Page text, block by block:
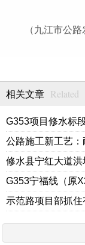
（九江市公路发
相关文章 Related
G353项目修水标
公路施工新工艺
修水县宁红大道
G353宁福线（原
示范路项目部抓